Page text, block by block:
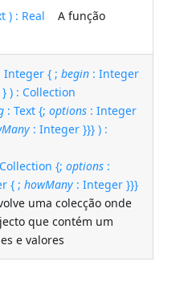
) : Real A função
Integer { ;begin : Integer
) : Collection
: Text {;options : Integer
: Integer }}} ) :
{;options :
{ ;howMany : Integer }}}
uma colecção onde
que contém um
e valores